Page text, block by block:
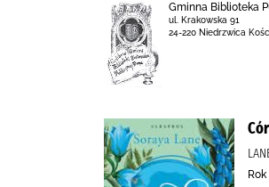
Gminna Biblioteka
ul. Krakowska 91
24-220 Niedrzwica